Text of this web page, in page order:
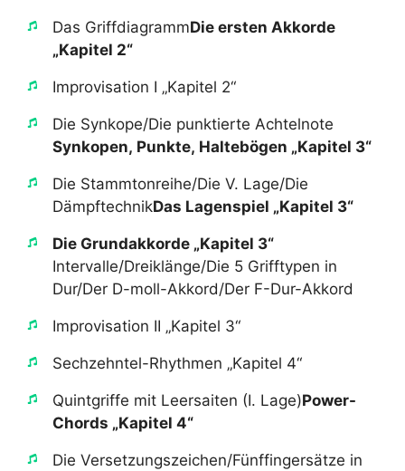
​Das Griffdiagramm​Die ersten Akkorde
„Kapitel 2“
​Improvisation I „Kapitel 2“
​Die Synkope/Die punktierte Achtelnote​
Synkopen, Punkte, Haltebögen „Kapitel 3“
​Die Stammtonreihe/Die V. Lage/Die
Dämpftechnik​Das Lagenspiel „Kapitel 3“
Die Grundakkorde „Kapitel 3“
Intervalle/Dreiklänge/Die 5 Grifftypen in
Dur/Der D-moll-Akkord/Der F-Dur-Akkord​
​Improvisation II „Kapitel 3“
​Sechzehntel-Rhythmen „Kapitel 4“
​Quintgriffe mit Leersaiten (I. Lage)​Power-
Chords „Kapitel 4“
​Die Versetzungszeichen/Fünffingersätze in